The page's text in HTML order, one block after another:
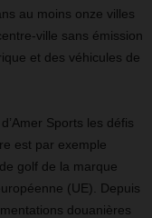
au moins onze villes
ville sans émission
et des véhicules de
Sports les défis
est par exemple
golf de la marque
(UE). Depuis
douanières